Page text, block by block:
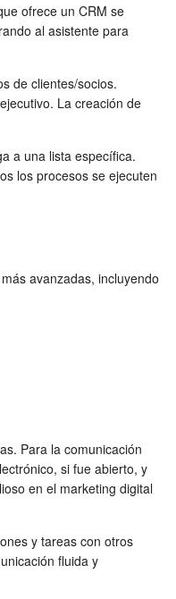
ofrece un CRM se
al asistente para
de clientes/socios.
La creación de
a una lista específica.
los procesos se ejecuten
avanzadas, incluyendo
Para la comunicación
si fue abierto, y
en el marketing digital
y tareas con otros
fluida y